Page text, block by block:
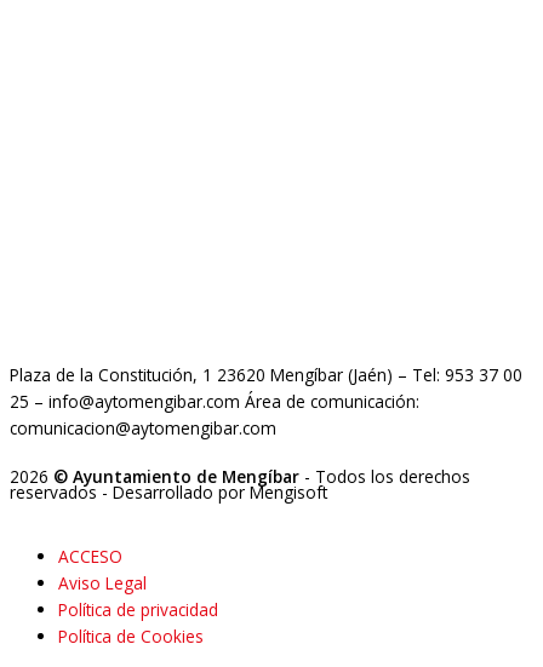
Plaza de la Constitución, 1 23620 Mengíbar (Jaén) – Tel: 953 37 00
25 – info@aytomengibar.com Área de comunicación:
comunicacion@aytomengibar.com
2026 © Ayuntamiento de Mengíbar - Todos los derechos
reservados - Desarrollado por Mengisoft
ACCESO
Aviso Legal
Política de privacidad
Política de Cookies